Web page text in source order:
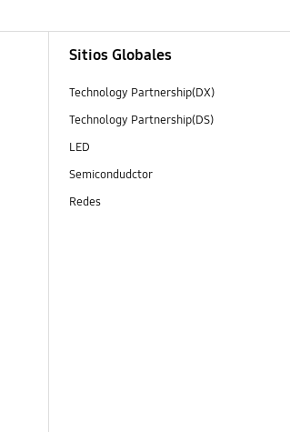
Sitios Globales
Technology Partnership(DX)
Technology Partnership(DS)
LED
Semicondudctor
Redes